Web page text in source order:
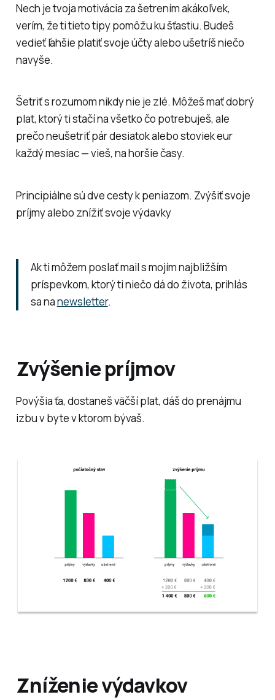
Nech je tvoja motivácia za šetrením akákoľvek,
verím, že ti tieto tipy pomôžu ku šťastiu. Budeš
vedieť ľahšie platiť svoje účty alebo ušetríš niečo
navyše.
Šetriť s rozumom nikdy nie je zlé. Môžeš mať dobrý
plat, ktorý ti stačí na všetko čo potrebuješ, ale
prečo neušetriť pár desiatok alebo stoviek eur
každý mesiac — vieš, na horšie časy.
Principiálne sú dve cesty k peniazom. Zvýšiť svoje
príjmy alebo znížiť svoje výdavky
Ak ti môžem poslať mail s mojím najbližším
príspevkom, ktorý ti niečo dá do života, prihlás
sa nanewsletter.
Zvýšenie príjmov
Povýšia ťa, dostaneš väčší plat, dáš do prenájmu
izbu v byte v ktorom bývaš.
Zníženie výdavkov